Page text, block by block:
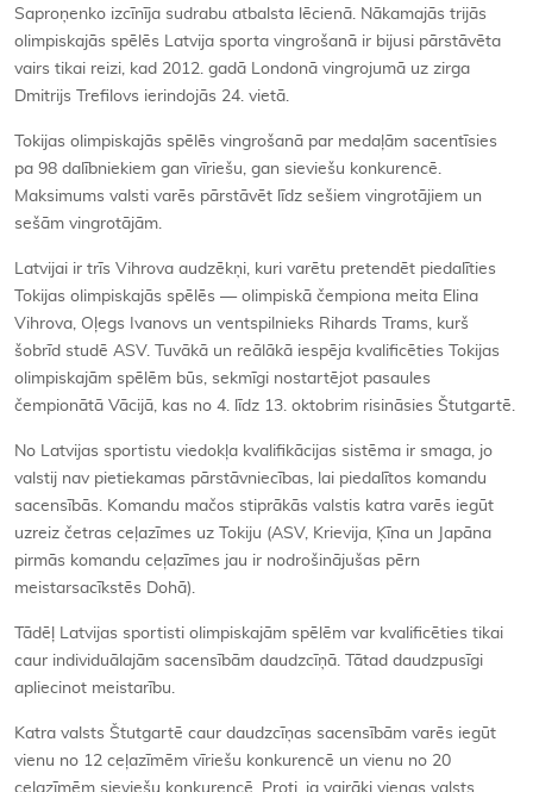
Saproņenko izcīnīja sudrabu atbalsta lēcienā. Nākamajās trijās
olimpiskajās spēlēs Latvija sporta vingrošanā ir bijusi pārstāvēta
vairs tikai reizi, kad 2012. gadā Londonā vingrojumā uz zirga
Dmitrijs Trefilovs ierindojās 24. vietā.
Tokijas olimpiskajās spēlēs vingrošanā par medaļām sacentīsies
pa 98 dalībniekiem gan vīriešu, gan sieviešu konkurencē.
Maksimums valsti varēs pārstāvēt līdz sešiem vingrotājiem un
sešām vingrotājām.
Latvijai ir trīs Vihrova audzēkņi, kuri varētu pretendēt piedalīties
Tokijas olimpiskajās spēlēs — olimpiskā čempiona meita Elina
Vihrova, Oļegs Ivanovs un ventspilnieks Rihards Trams, kurš
šobrīd studē ASV. Tuvākā un reālākā iespēja kvalificēties Tokijas
olimpiskajām spēlēm būs, sekmīgi nostartējot pasaules
čempionātā Vācijā, kas no 4. līdz 13. oktobrim risināsies Štutgartē.
No Latvijas sportistu viedokļa kvalifikācijas sistēma ir smaga, jo
valstij nav pietiekamas pārstāvniecības, lai piedalītos komandu
sacensībās. Komandu mačos stiprākās valstis katra varēs iegūt
uzreiz četras ceļazīmes uz Tokiju (ASV, Krievija, Ķīna un Japāna
pirmās komandu ceļazīmes jau ir nodrošinājušas pērn
meistarsacīkstēs Dohā).
Tādēļ Latvijas sportisti olimpiskajām spēlēm var kvalificēties tikai
caur individuālajām sacensībām daudzcīņā. Tātad daudzpusīgi
apliecinot meistarību.
Katra valsts Štutgartē caur daudzcīņas sacensībām varēs iegūt
vienu no 12 ceļazīmēm vīriešu konkurencē un vienu no 20
ceļazīmēm sieviešu konkurencē. Proti, ja vairāki vienas valsts